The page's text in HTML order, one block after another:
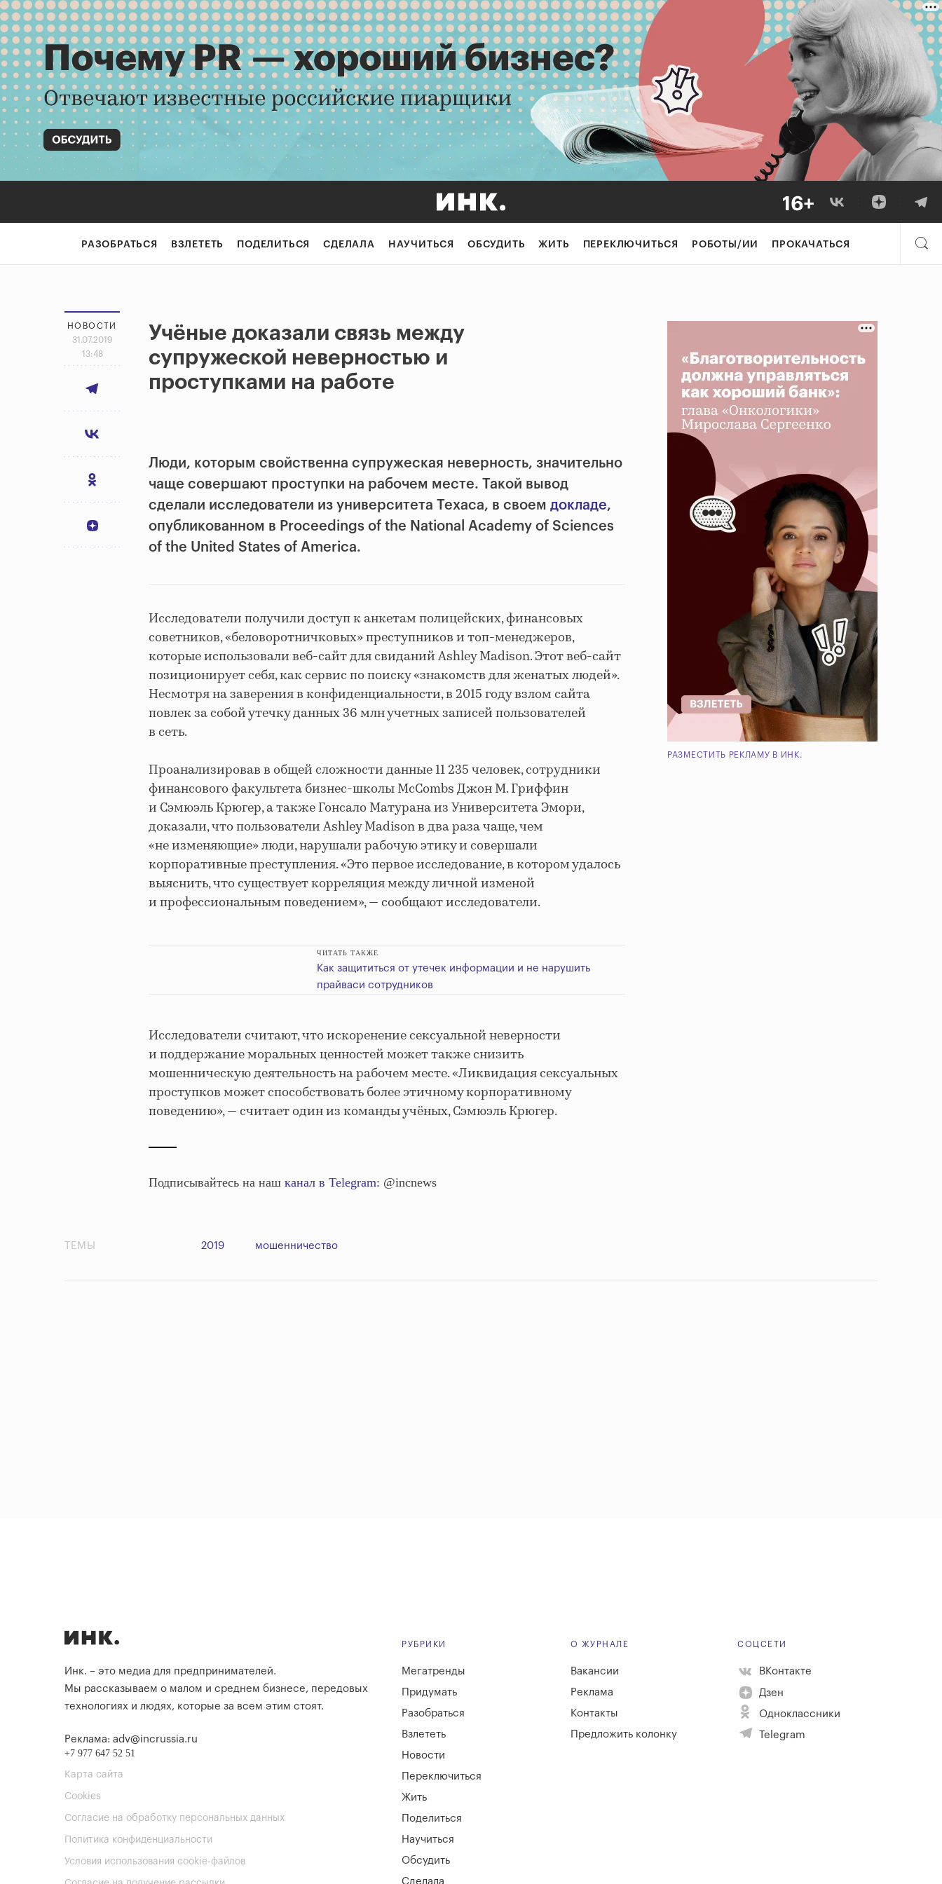
РАЗОБРАТЬСЯ ВЗЛЕТЕТЬ ПОДЕЛИТЬСЯ СДЕЛАЛА НАУЧИТЬСЯ ОБСУДИТЬ ЖИТЬ ПЕРЕКЛЮЧИТЬСЯ РОБОТЫ/ИИ ПРОКАЧАТЬСЯ
НОВОСТИ
31.07.2019
13:48
Учёные доказали связь между
супружеской неверностью и
проступками на работе
Люди, которым свойственна супружеская неверность, значительно
чаще совершают проступки на рабочем месте. Такой вывод
сделали исследователи из университета Техаса, в своем докладе,
опубликованном в Proceedings of the National Academy of Sciences
of the United States of America.
Исследователи получили доступ к анкетам полицейских, финансовых
советников, «беловоротничковых» преступников и топ-менеджеров,
которые использовали веб-сайт для свиданий Ashley Madison. Этот веб-сайт
позиционирует себя, как сервис по поиску «знакомств для женатых людей».
Несмотря на заверения в конфиденциальности, в 2015 году взлом сайта
повлек за собой утечку данных 36 млн учетных записей пользователей
в сеть.
Проанализировав в общей сложности данные 11 235 человек, сотрудники
финансового факультета бизнес-школы McCombs Джон М. Гриффин
и Сэмюэль Крюгер, а также Гонсало Матурана из Университета Эмори,
доказали, что пользователи Ashley Madison в два раза чаще, чем
«не изменяющие» люди, нарушали рабочую этику и совершали
корпоративные преступления. «Это первое исследование, в котором удалось
выяснить, что существует корреляция между личной изменой
и профессиональным поведением», — сообщают исследователи.
ЧИТАТЬ ТАКЖЕ
Как защититься от утечек информации и не нарушить
прайваси сотрудников
Исследователи считают, что искоренение сексуальной неверности
и поддержание моральных ценностей может также снизить
мошенническую деятельность на рабочем месте. «Ликвидация сексуальных
проступков может способствовать более этичному корпоративному
поведению», — считает один из команды учёных, Сэмюэль Крюгер.
Подписывайтесь на наш канал в Telegram: @incnews
РАЗМЕСТИТЬ РЕКЛАМУ В ИНК.
ТЕМЫ 2019 мошенничество
Инк. – это медиа для предпринимателей.
Мы рассказываем о малом и среднем бизнесе, передовых
технологиях и людях, которые за всем этим стоят.
Реклама: adv@incrussia.ru
+7 977 647 52 51
Карта сайта
Cookies
Согласие на обработку персональных данных
Политика конфиденциальности
Условия использования cookie-файлов
РУБРИКИ
Мегатренды
Придумать
Разобраться
Взлететь
Новости
Переключиться
Жить
Поделиться
Научиться
Обсудить
Сделала
О ЖУРНАЛЕ
Вакансии
Реклама
Контакты
Предложить колонку
СОЦСЕТИ
ВКонтакте
Дзен
Одноклассники
Telegram